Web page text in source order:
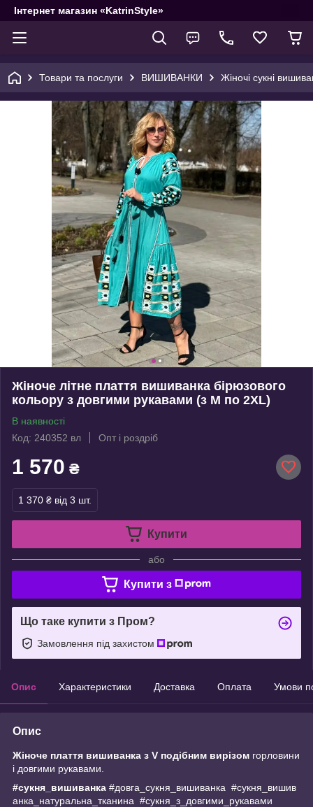
Інтернет магазин «KatrinStyle»
Товари та послуги ВИШИВАНКИ Жіночі сукні
Жіноче літне плаття вишиванка бірюзового
кольору з довгими рукавами (з M по 2XL)
В наявності
Код: 240352 вл
Опт і роздріб
1 570 ₴
1 370 ₴ від 3 шт.
Купити
або
Купити з
Що таке купити з Пром?
Замовлення під захистом
Опис Характеристики Доставка Оплата Умови
Опис
Жіноче плаття вишиванка з V подібним вирізом горловини
і довгими рукавами.
#сукня_вишиванка #довга_сукня_вишиванка #сукня_вишив
анка_натуральна_тканина #сукня_з_довгими_рукавами